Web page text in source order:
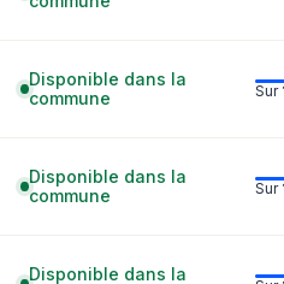
Disponible dans la
commune
Sur
Disponible dans la
commune
Sur
Disponible dans la